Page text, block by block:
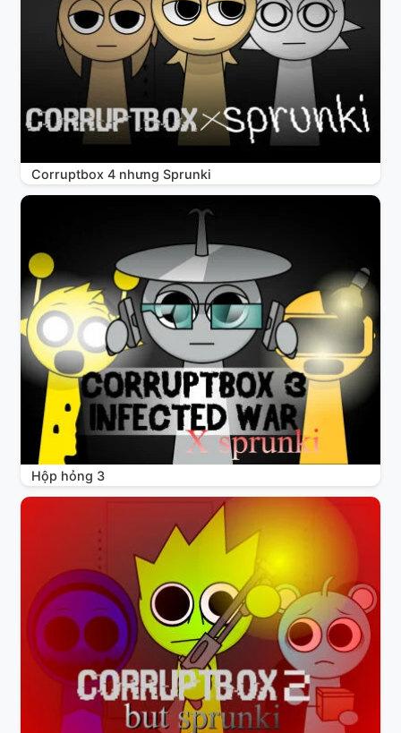
Corruptbox 4 nhưng Sprunki
Hộp hỏng 3